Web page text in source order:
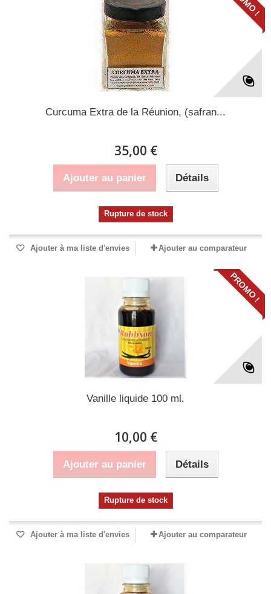
Curcuma Extra de la Réunion, (safran...
35,00 €
Ajouter au panier Détails
Rupture de stock
Ajouter à ma liste d'envies Ajouter au comparateur
PROMO !
Vanille liquide 100 ml.
10,00 €
Ajouter au panier Détails
Rupture de stock
Ajouter à ma liste d'envies Ajouter au comparateur